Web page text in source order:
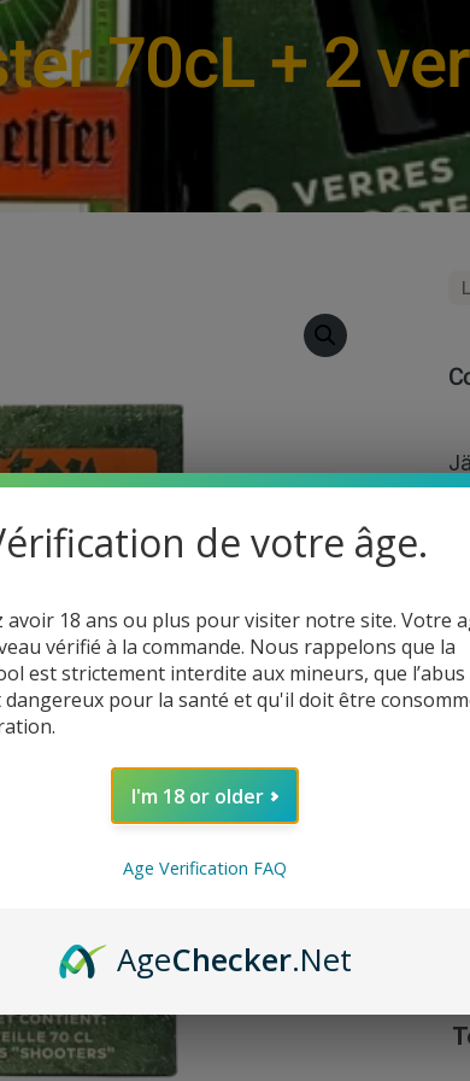
70cL + 2
de votre âge.
avoir 18 ans ou plus pour visiter notre site. Votre
vérifié à la commande. Nous rappelons que la
est strictement interdite aux mineurs, que l’abus
dangereux pour la santé et qu'il doit être
I'm 18 or older
Age Verification FAQ
AgeChecker.Net